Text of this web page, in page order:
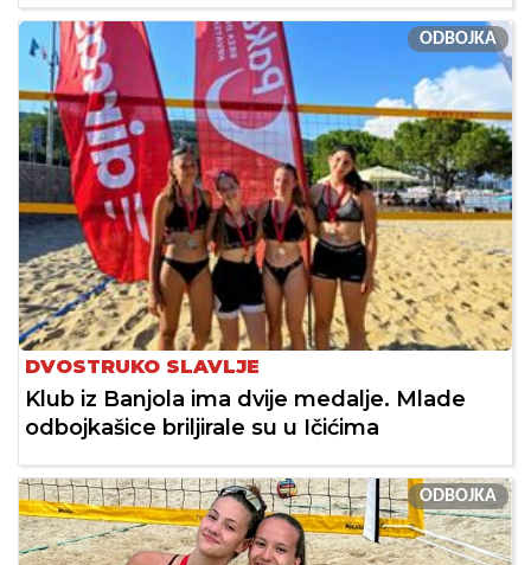
ODBOJKA
DVOSTRUKO SLAVLJE
Klub iz Banjola ima dvije medalje. Mlade
odbojkašice briljirale su u Ičićima
ODBOJKA